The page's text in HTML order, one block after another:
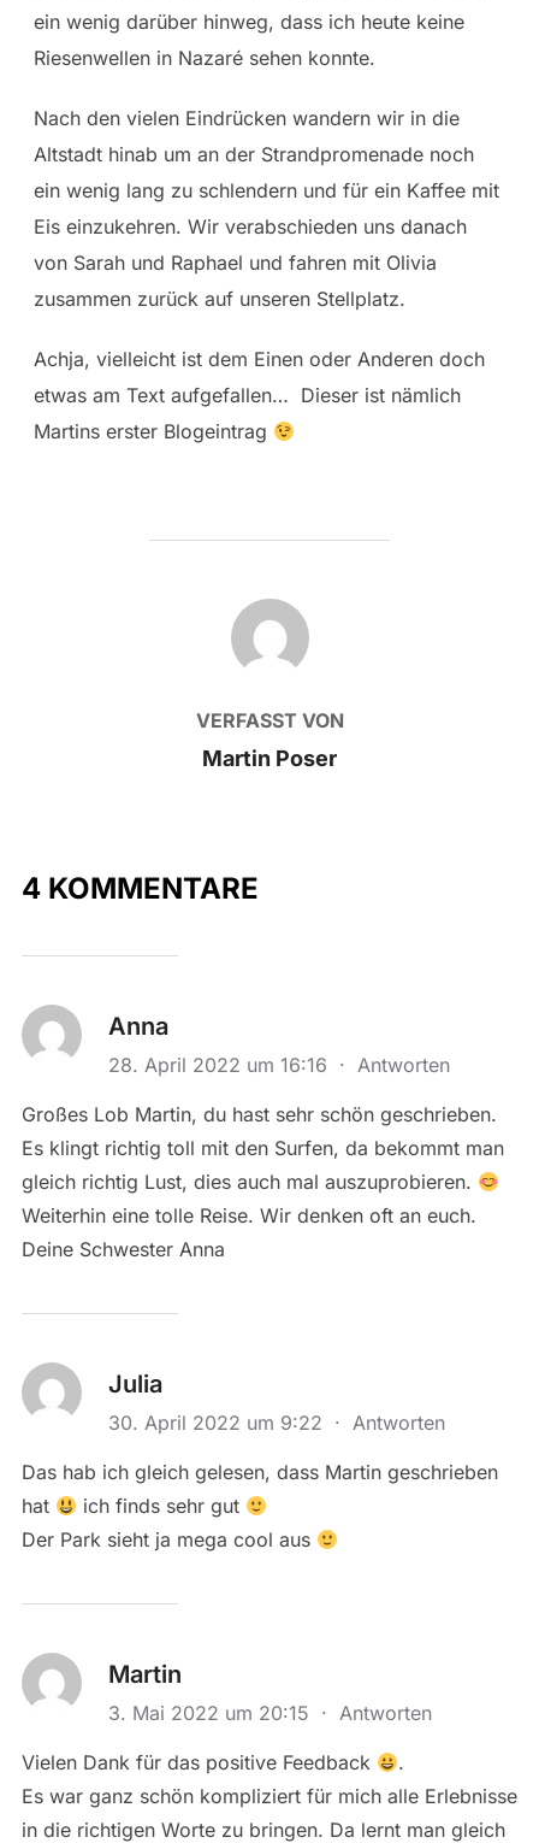
ein wenig darüber hinweg, dass ich heute keine
Riesenwellen in Nazaré sehen konnte.
Nach den vielen Eindrücken wandern wir in die
Altstadt hinab um an der Strandpromenade noch
ein wenig lang zu schlendern und für ein Kaffee mit
Eis einzukehren. Wir verabschieden uns danach
von Sarah und Raphael und fahren mit Olivia
zusammen zurück auf unseren Stellplatz.
Achja, vielleicht ist dem Einen oder Anderen doch
etwas am Text aufgefallen… Dieser ist nämlich
Martins erster Blogeintrag
BEITRAGSAUTOR
VERFASST VON
Martin Poser
4 KOMMENTARE
Anna
28. April 2022 um 16:16 · Antworten
Großes Lob Martin, du hast sehr schön geschrieben.
Es klingt richtig toll mit den Surfen, da bekommt man
gleich richtig Lust, dies auch mal auszuprobieren.
Weiterhin eine tolle Reise. Wir denken oft an euch.
Deine Schwester Anna
Julia
30. April 2022 um 9:22 · Antworten
Das hab ich gleich gelesen, dass Martin geschrieben
hat
ich finds sehr gut
Der Park sieht ja mega cool aus
Martin
3. Mai 2022 um 20:15 · Antworten
Vielen Dank für das positive Feedback
.
Es war ganz schön kompliziert für mich alle Erlebnisse
in die richtigen Worte zu bringen. Da lernt man gleich